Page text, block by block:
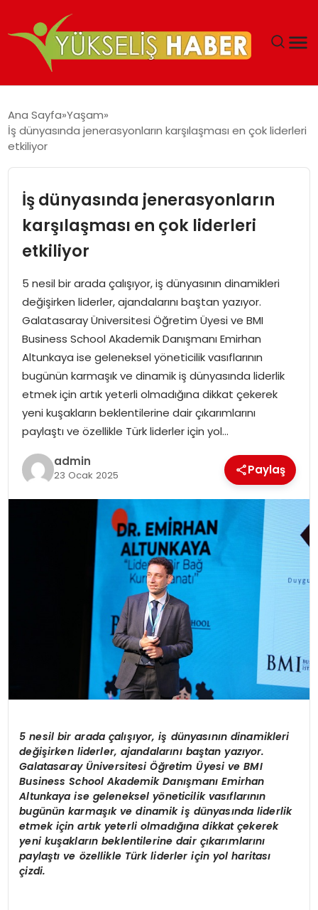
MALIYETLERINI AZALTIYOR’
Ana Sayfa Yaşam
İş dünyasında jenerasyonların karşılaşması en çok liderleri
etkiliyor
İş dünyasında jenerasyonların
karşılaşması en çok liderleri
etkiliyor
5 nesil bir arada çalışıyor, iş dünyasının dinamikleri
değişirken liderler, ajandalarını baştan yazıyor.
Galatasaray Üniversitesi Öğretim Üyesi ve BMI
Business School Akademik Danışmanı Emirhan
Altunkaya ise geleneksel yöneticilik vasıflarının
bugünün karmaşık ve dinamik iş dünyasında liderlik
etmek için artık yeterli olmadığına dikkat çekerek
yeni kuşakların beklentilerine dair çıkarımlarını
paylaştı ve özellikle Türk liderler için yol…
admin
23 Ocak 2025 Paylaş
5 nesil bir arada çalışıyor, iş dünyasının dinamikleri
değişirken liderler, ajandalarını baştan yazıyor.
Galatasaray Üniversitesi ÖğretimÜyesi ve BMI
Business School Akademik Danışmanı Emirhan
Altunkaya ise geleneksel yöneticilik vasıflarının
bugünün karmaşık ve dinamik iş dünyasında liderlik
etmek için artık yeterli olmadığına dikkat çekerek
yeni kuşakların beklentilerine dair çıkarımlarını
paylaştıve özellikle Türk liderler için yol haritası
çizdi.